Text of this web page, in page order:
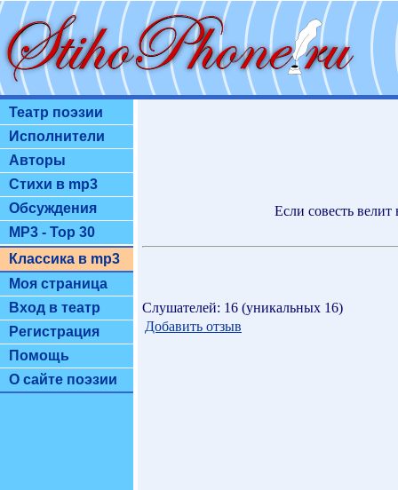
Театр поэзии
Исполнители
Авторы
Стихи в mp3
Обсуждения
MP3 - Top 30
Классика в mp3
Моя страница
Вход в театр
Регистрация
Помощь
О сайте поэзии
Если совесть
Слушателей: 16 (уникальных 16)
Добавить отзыв